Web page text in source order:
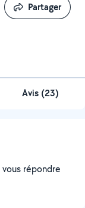
Partager
Partager
Avis (23)
répondre